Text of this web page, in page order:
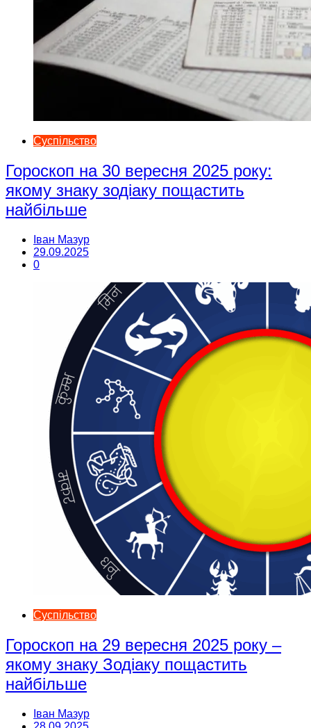
Суспільство
Гороскоп на 30 вересня 2025 року:
якому знаку зодіаку пощастить
найбільше
Іван Мазур
29.09.2025
0
Суспільство
Гороскоп на 29 вересня 2025 року –
якому знаку Зодіаку пощастить
найбільше
Іван Мазур